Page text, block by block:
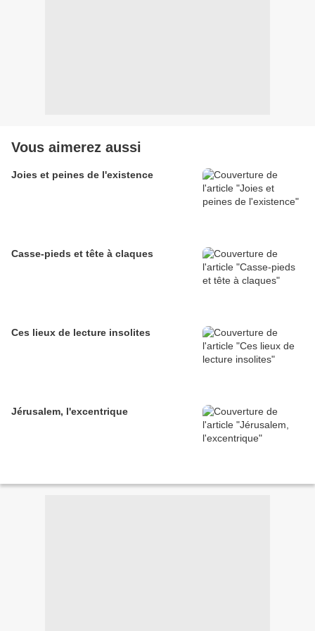
Vous aimerez aussi
Joies et peines de l'existence
Casse-pieds et tête à claques
Ces lieux de lecture insolites
Jérusalem, l'excentrique